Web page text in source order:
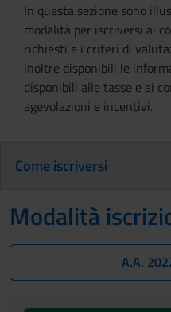
In questa sezione sono
modalità per iscriversi ai
richiesti e i criteri di
inoltre disponibili le
disponibili alle tasse e ai
agevolazioni e incentivi.
Come iscriversi
Modalità
A.A.